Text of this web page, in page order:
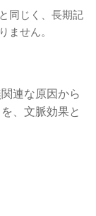
同じく、長期記
ません。
連な原因から
、文脈効果と